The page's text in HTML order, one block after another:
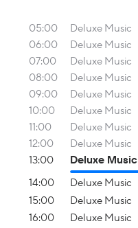
05:00
Deluxe Music
06:00
Deluxe Music
07:00
Deluxe Music
08:00
Deluxe Music
09:00
Deluxe Music
10:00
Deluxe Music
11:00
Deluxe Music
12:00
Deluxe Music
13:00
Deluxe Music
14:00
Deluxe Music
15:00
Deluxe Music
16:00
Deluxe Music